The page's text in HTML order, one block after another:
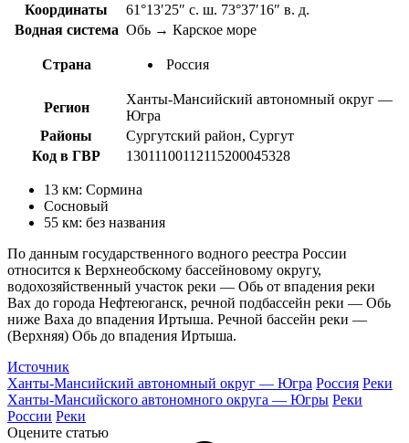
Координаты
61°13′25″ с. ш. 73°37′16″ в. д.
Водная система Обь → Карское море
Страна Россия
Регион
Ханты-Мансийский автономный округ —
Югра
Районы
Сургутский район, Сургут
Код в ГВР
13011100112115200045328
13 км: Сормина
Сосновый
55 км: без названия
По данным государственного водного реестра России
относится к Верхнеобскому бассейновому округу,
водохозяйственный участок реки — Обь от впадения реки
Вах до города Нефтеюганск, речной подбассейн реки — Обь
ниже Ваха до впадения Иртыша. Речной бассейн реки —
(Верхняя) Обь до впадения Иртыша.
Источник
Ханты-Мансийский автономный округ — Югра Россия Реки
Ханты-Мансийского автономного округа — Югры Реки
России Реки
Оцените статью